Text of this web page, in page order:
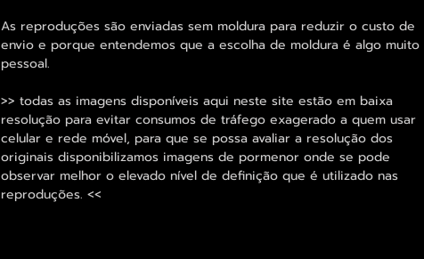
As reproduções são enviadas sem moldura para reduzir o custo de
envio e porque entendemos que a escolha de moldura é algo muito
pessoal.
>> todas as imagens disponíveis aqui neste site estão em baixa
resolução para evitar consumos de tráfego exagerado a quem usar
celular e rede móvel, para que se possa avaliar a resolução dos
originais disponibilizamos imagens de pormenor onde se pode
observar melhor o elevado nível de definição que é utilizado nas
reproduções. <<